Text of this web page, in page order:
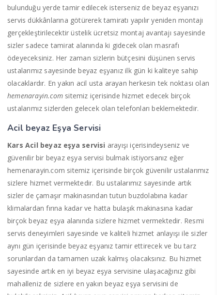
bulunduğu yerde tamir edilecek isterseniz de beyaz eşyanızı
servis dükkânlarına götürerek tamiratı yapılır yeniden montajı
gerçekleştirilecektir üstelik ücretsiz montaj avantajı sayesinde
sizler sadece tamirat alanında ki gidecek olan masrafı
ödeyeceksiniz. Her zaman sizlerin bütçesini düşünen servis
ustalarımız sayesinde beyaz eşyanız ilk gün ki kaliteye sahip
olacaklardır. En yakın acil usta arayan herkesin tek noktası olan
hemenarayin.com sitemiz içerisinde hizmet edecek birçok
ustalarımız sizlerden gelecek olan telefonları beklemektedir.
Acil beyaz Eşya Servisi
Kars Acil beyaz eşya servisi arayışı içerisindeyseniz ve
güvenilir bir beyaz eşya servisi bulmak istiyorsanız eğer
hemenarayin.com sitemiz içerisinde birçok güvenilir ustalarımız
sizlere hizmet vermektedir. Bu ustalarımız sayesinde artık
sizler de çamaşır makinasından tutun buzdolabına kadar
klimalardan fırına kadar ve hatta bulaşık makinasına kadar
birçok beyaz eşya alanında sizlere hizmet vermektedir. Resmi
servis deneyimleri sayesinde ve kaliteli hizmet anlayışı ile sizler
aynı gün içerisinde beyaz eşyanız tamir ettirecek ve bu tarz
sorunlardan da tamamen uzak kalmış olacaksınız. Bu hizmet
sayesinde artık en iyi beyaz eşya servisine ulaşacağınız gibi
mahalleniz de sizlere en yakın beyaz eşya servisini de